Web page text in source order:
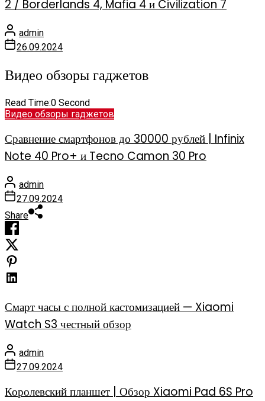
2 / Borderlands 4, Mafia 4 и Civilization 7
admin
26.09.2024
Видео обзоры гаджетов
Read Time:0 Second
Видео обзоры гаджетов
Сравнение смартфонов до 30000 рублей | Infinix
Note 40 Pro+ и Tecno Camon 30 Pro
admin
27.09.2024
Share
Смарт часы с полной кастомизацией — Xiaomi
Watch S3 честный обзор
admin
27.09.2024
Королевский планшет | Обзор Xiaomi Pad 6S Pro